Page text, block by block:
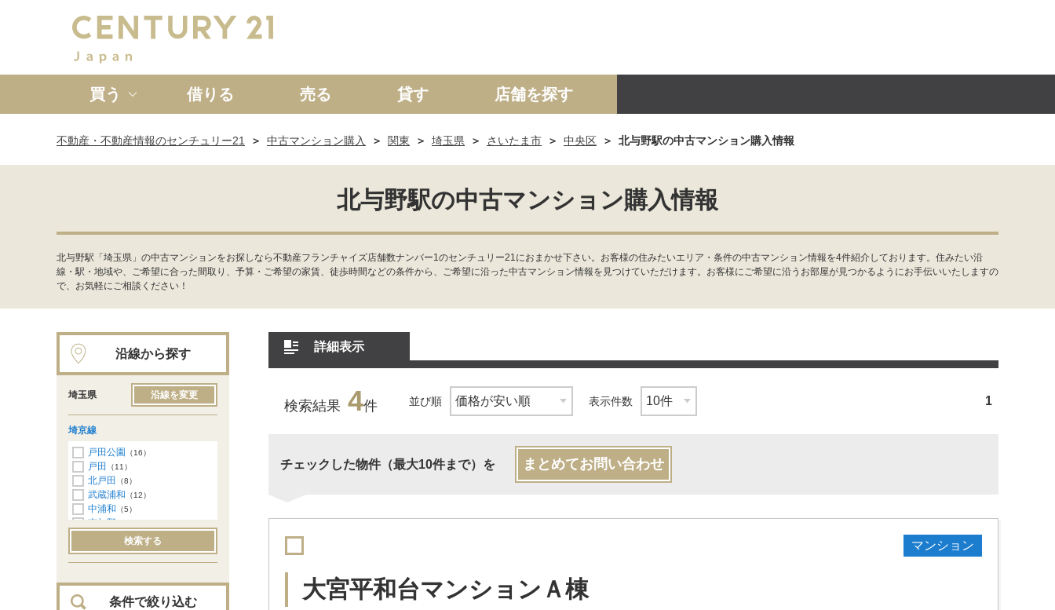
買う
新築一戸建て 中古一戸建て マンション 土地 事業投資用
借りる 売る 貸す 店舗を探す
不動産・不動産情報のセンチュリー21 中古マンション購入 関東 埼玉県 さいたま市 中央区 北与野駅の中古マンション購入情報
北与野駅の中古マンション購入情報
北与野駅「埼玉県」の中古マンションをお探しなら不動産フランチャイズ店舗数ナンバー1のセンチュリー21におまかせ下さい。お客様の住みたいエリア・条件の中古マンション情報を4件紹介しております。住みたい沿
線・駅・地域や、ご希望に合った間取り、予算・ご希望の家賃、徒歩時間などの条件から、ご希望に沿った中古マンション情報を見つけていただけます。お客様にご希望に沿うお部屋が見つかるようにお手伝いいたしますの
で、お気軽にご相談ください！
詳細表示
検索結果 4件 並び順 表示件数 1
チェックした物件（最大10件まで）を まとめてお問い合わせ
マンション
大宮平和台マンションＡ棟
沿線から探す
埼玉県 沿線を変更
埼京線
戸田公園
（16）
戸田 （11）
北戸田 （8）
武蔵浦和 （12）
中浦和 （5）
南与野
与野本町（3）
北与野（4）
大宮（16）
検索する
条件で絞り込む